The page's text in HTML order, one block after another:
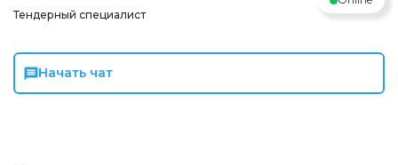
Тендерный специалист
Начать чат